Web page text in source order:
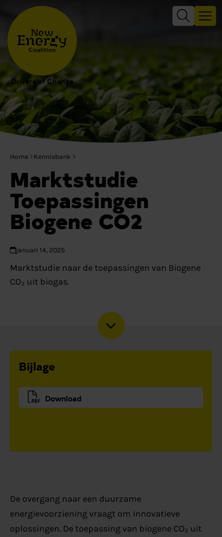
Drivers of Change
Home Kennisbank
Marktstudie
Toepassingen
Biogene CO2
januari 14, 2025
Marktstudie naar de toepassingen van Biogene
CO₂ uit biogas.
Bijlage
Download
De overgang naar een duurzame
energievoorziening vraagt om innovatieve
oplossingen. De toepassing van biogene CO₂ uit